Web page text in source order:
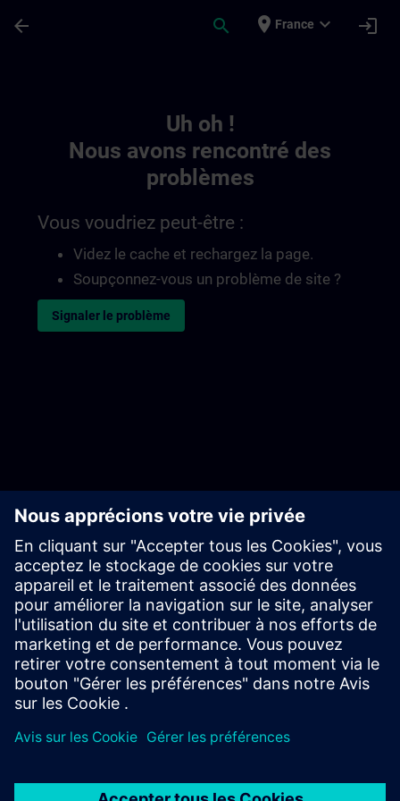
arrow_back search place France expand_more login
Uh oh !
Nous avons rencontré des
problèmes
Vous voudriez peut-être :
Videz le cache et rechargez la page.
Soupçonnez-vous un problème de site ?
Signaler le problème